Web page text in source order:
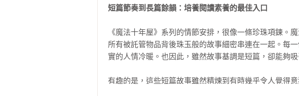
高毓屏｜臺北市龍安國小閱讀教師
蔡孟耘（小壁虎老師）｜宜蘭縣竹林國小閱讀推動教師
腳踏車，帶有咬痕的吃剩蛋糕和草莓。
有些物品看起來很有價值，有些看起來和垃圾沒什麼兩
短篇節奏到長篇餘韻：培養閱讀素養的最佳入口
《魔法十年屋》系列的情節安排，很像一條珍珠項鍊。
所有被託管物品背後珠玉般的故事細密串連在一起。每
實的人情冷暖。也因此，雖然故事基調是短篇，卻能夠
有趣的是，這些短篇故事雖然精煉到有時幾乎令人覺得